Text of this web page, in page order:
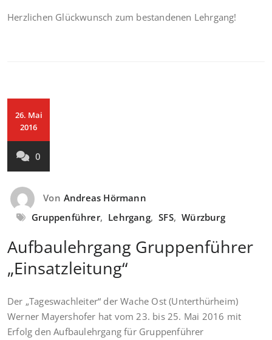
Herzlichen Glückwunsch zum bestandenen Lehrgang!
26. Mai
2016
0
Von Andreas Hörmann
Gruppenführer, Lehrgang, SFS, Würzburg
Aufbaulehrgang Gruppenführer
„Einsatzleitung“
Der „Tageswachleiter“ der Wache Ost (Unterthürheim)
Werner Mayershofer hat vom 23. bis 25. Mai 2016 mit
Erfolg den Aufbaulehrgang für Gruppenführer